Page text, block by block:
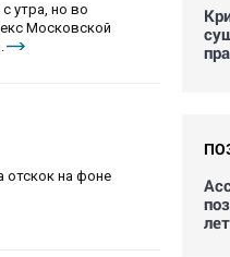
утра, но во
Московской
отскок на фоне